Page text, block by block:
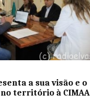
a sua visão e o
território à CIMAA